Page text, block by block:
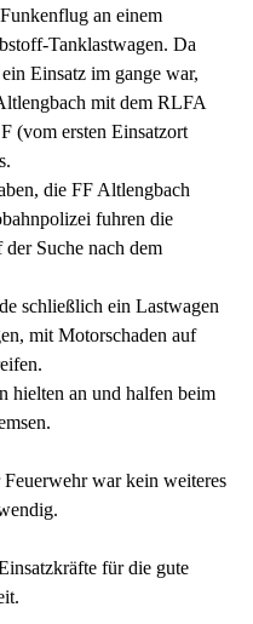
an einem
Tanklastwagen. Da
Einsatz im gange war,
mit dem RLFA
(vom ersten Einsatzort
die FF Altlengbach
fuhren die
Suche nach dem
schließlich ein Lastwagen
mit Motorschaden auf
hielten an und halfen beim
Feuerwehr war kein weiteres
für die gute